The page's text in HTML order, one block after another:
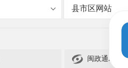
县市区网站
 闽政通APP